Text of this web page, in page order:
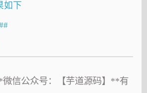
如下
信公众号：【芋道源码】**有